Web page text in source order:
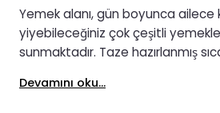
Yemek alanı, gün boyunca ailece
yiyebileceğiniz çok çeşitli
sunmaktadır. Taze hazırlanmış
dünyanın dört bir yanından
Devamını oku...